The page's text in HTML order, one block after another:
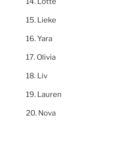
Lieke
Yara
Olivia
Liv
Lauren
Nova